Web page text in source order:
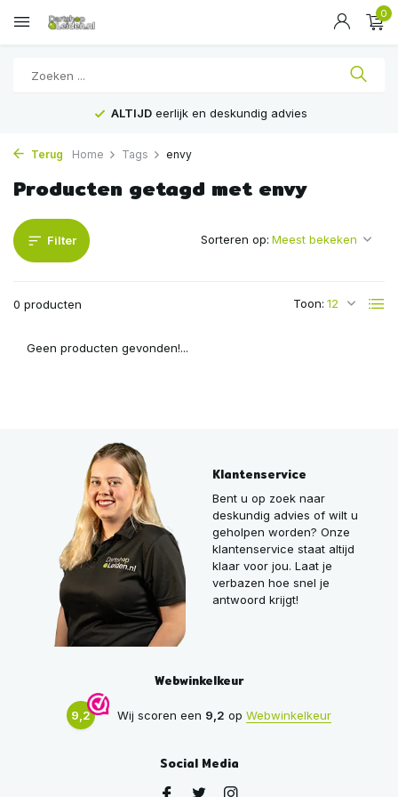
0
ALTIJD eerlijk en deskundig advies
Terug Home Tags envy
Producten getagd met envy
Filter
0 producten Toon:
Sorteren op:
Geen producten gevonden!...
Klantenservice
Bent u op zoek naar
deskundig advies of wilt u
geholpen worden? Onze
klantenservice staat altijd
klaar voor jou. Laat je
verbazen hoe snel je
antwoord krijgt!
Webwinkelkeur
9,2 Wij scoren een 9,2 op Webwinkelkeur
Social Media